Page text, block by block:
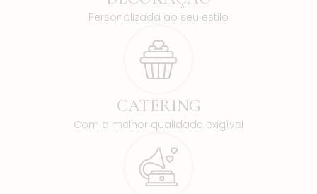
Personalizada ao seu estilo
CATERING
Com a melhor qualidade exigível